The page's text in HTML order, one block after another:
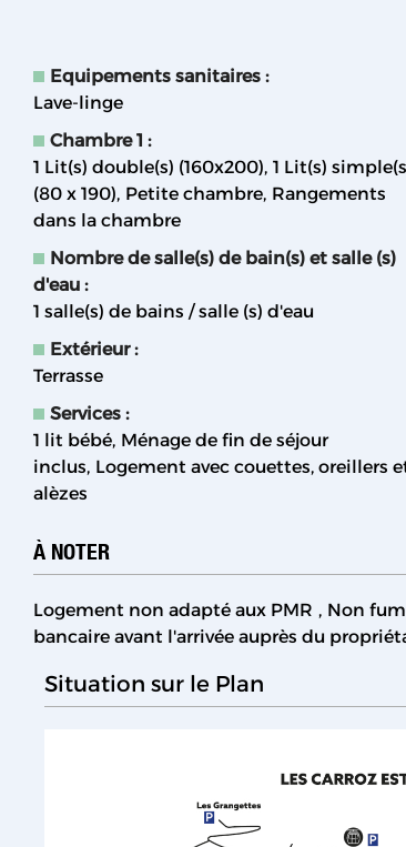
Equipements sanitaires :
Lave-linge
Chambre 1 :
1 Lit(s) double(s) (160x200) 1 Lit(s)
(80 x 190) Petite chambre Rangements
dans la chambre
Nombre de salle(s) de bain(s) et salle (s)
d'eau :
1 salle(s) de bains / salle (s) d'eau
Extérieur:
Terrasse
Services :
1 lit bébé Ménage de fin de séjour
inclus Logement avec couettes, oreillers
alèzes
À NOTER
Logement non adapté aux PMR Non
bancaire avant l'arrivée auprès du
Situation sur le Plan